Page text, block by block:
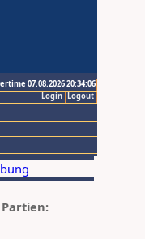
07.08.2026 20:34:06
Logout
Login
Partien: